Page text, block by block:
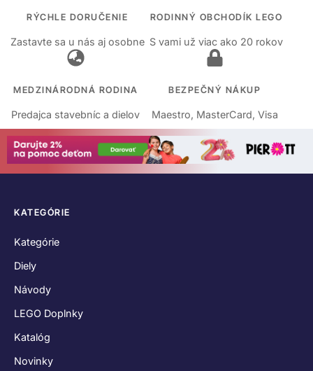
RÝCHLE DORUČENIE
Zastavte sa u nás aj osobne
RODINNÝ OBCHODÍK LEGO
S vami už viac ako 20 rokov
MEDZINÁRODNÁ RODINA
Predajca stavebníc a dielov
BEZPEČNÝ NÁKUP
Maestro, MasterCard, Visa
KATEGÓRIE
Kategórie
Diely
Návody
LEGO Doplnky
Katalóg
Novinky